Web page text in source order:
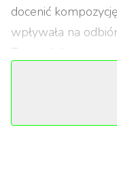
docenić
wpływała na
Te produkcje